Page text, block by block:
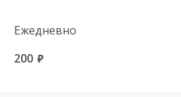
Ежедневно
200 руб.